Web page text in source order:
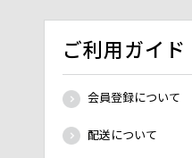
ご利用ガイド
会員登録について
配送について